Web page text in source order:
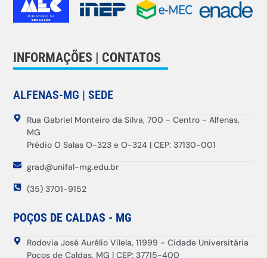
INFORMAÇÕES | CONTATOS
ALFENAS-MG | SEDE
Rua Gabriel Monteiro da Silva, 700 - Centro - Alfenas,
MG
Prédio O Salas O-323 e O-324 | CEP: 37130-001
grad@unifal-mg.edu.br
(35) 3701-9152
POÇOS DE CALDAS - MG
Rodovia José Aurélio Vilela, 11999 - Cidade Universitária
Poços de Caldas, MG | CEP: 37715-400